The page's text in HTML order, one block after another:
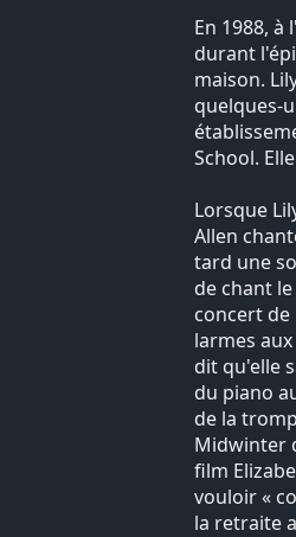
En 1988,
durant
maison.
quelques-
School.
Lorsque
Allen
tard une
de chant
concert de
larmes
dit qu'elle
du piano
de la
Midwinter
film
vouloir «
la retraite